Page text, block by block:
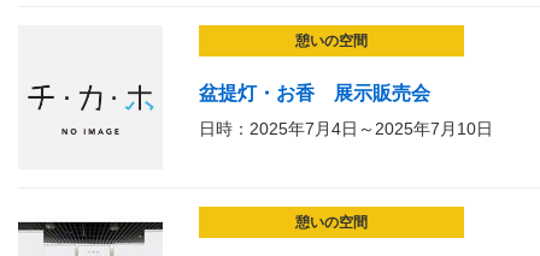
憩いの空間
盆提灯・お香 展示販売会
日時：2025年7月4日～2025年7月10日
憩いの空間